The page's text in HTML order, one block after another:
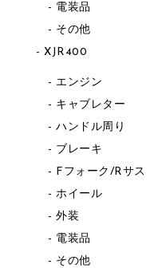
電装品
その他
XJR400
エンジン
キャブレター
ハンドル周り
ブレーキ
Fフォーク/Rサス
ホイール
外装
電装品
その他